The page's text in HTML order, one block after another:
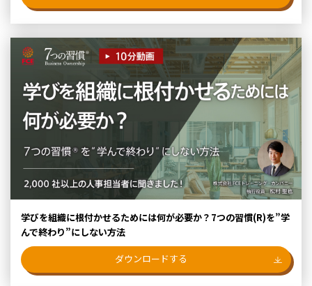
学びを組織に根付かせるためには何が必要か？7つの習慣(R)を”学
んで終わり”にしない方法
ダウンロードする